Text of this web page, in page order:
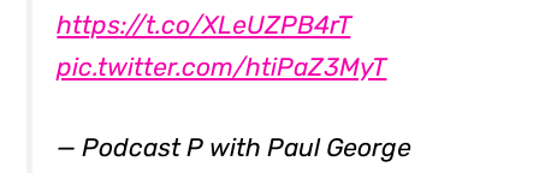
https://t.co/XLeUZPB4rT
pic.twitter.com/htiPaZ3MyT
— Podcast P with Paul George